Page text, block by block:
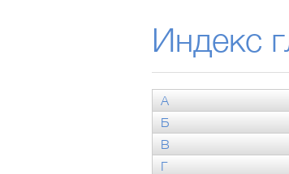
Индекс
А
Б
В
Г